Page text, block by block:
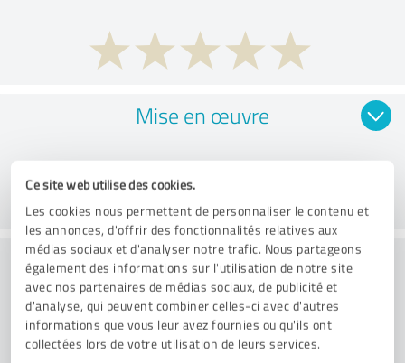
Ce site web utilise des cookies.
Les cookies nous permettent de personnaliser le contenu et
les annonces, d'offrir des fonctionnalités relatives aux
médias sociaux et d'analyser notre trafic. Nous partageons
également des informations sur l'utilisation de notre site
avec nos partenaires de médias sociaux, de publicité et
d'analyse, qui peuvent combiner celles-ci avec d'autres
informations que vous leur avez fournies ou qu'ils ont
collectées lors de votre utilisation de leurs services.
Mise en œuvre
Conseil